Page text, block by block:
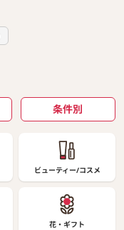
条件別
ビューティー/コスメ
花・ギフト